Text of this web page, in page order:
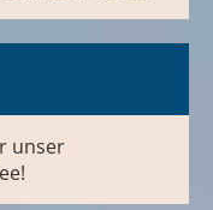
unser